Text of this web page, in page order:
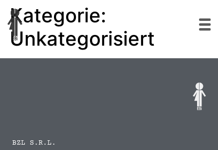
Kategorie:
Unkategorisiert
BZL S.R.L.